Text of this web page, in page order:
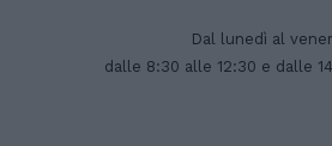
Dal lunedì al
dalle 8:30 alle 12:30 e dalle